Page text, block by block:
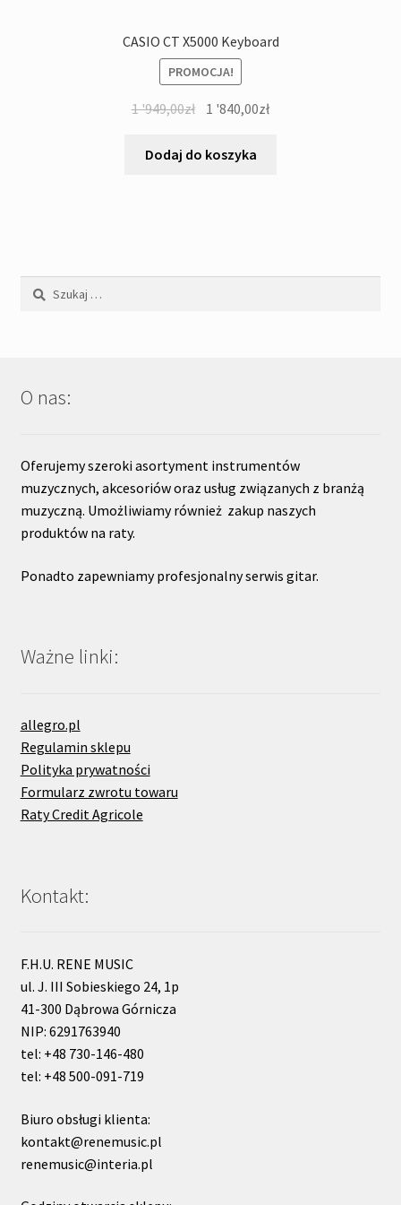
CASIO CT X5000 Keyboard
PROMOCJA!
1 '949,00zł Pierwotna
wynosiła:
1 '840,00złAktualna
Dodaj do koszyka
Szukaj:
O nas:
Oferujemy szeroki asortyment instrumentów
muzycznych, akcesoriów oraz usług związanych z branżą
muzyczną. Umożliwiamy również zakup naszych
produktów na raty.
Ponadto zapewniamy profesjonalny serwis gitar.
Ważne linki:
allegro.pl
Regulamin sklepu
Polityka prywatności
Formularz zwrotu towaru
Raty Credit Agricole
Kontakt:
F.H.U. RENE MUSIC
ul. J. III Sobieskiego 24, 1p
41-300 Dąbrowa Górnicza
NIP: 6291763940
tel: +48 730-146-480
tel: +48 500-091-719
Biuro obsługi klienta:
kontakt@renemusic.pl
renemusic@interia.pl